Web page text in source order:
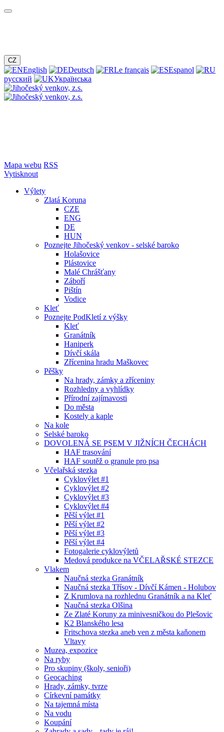
CZ
English Deutsch Le français
Espanol
русский
Українська
Mapa webu RSS
Vytisknout
Výlety
Zlatá Koruna
CZE
ENG
DE
HUN
Poznejte Jihočeský venkov - selské baroko
Holašovice
Plástovice
Malé Chrášťany
Záboří
Pištín
Vodice
Kleť
Poznejte PodKletí z výšky
Kleť
Granátník
Haniperk
Dívčí skála
Zřícenina hradu Maškovec
Pěšky
Na hrady, zámky a zříceniny
Rozhledny a vyhlídky
Přírodní zajímavosti
Do města
Kostely a kaple
Na kole
Selské baroko
DOVOLENÁ SE PSEM V JIŽNÍCH ČECHÁCH
HAF trasování
HAF soutěž o granule pro psa
Včelařská stezka
Cyklovýlet #1
Cyklovýlet #2
Cyklovýlet #3
Cyklovýlet #4
Pěší výlet #1
Pěší výlet #2
Pěší výlet #3
Pěší výlet #4
Fotogalerie cyklovýletů
Medová produkce na VČELAŘSKÉ STEZCE
Vlakem
Naučná stezka Granátník
Naučná stezka Třísov - Dívčí Kámen - Holubov
Z Krumlova na rozhlednu Granátník a na Kleť
Naučná stezka Olšina
Ze Zlaté Koruny za minivesničkou do Plešovic
K2 Blanského lesa
Fritschova stezka aneb ven z města kaňonem
Vltavy
Muzea, expozice
Na ryby
Pro skupiny (školy, senioři)
Geocaching
Hrady, zámky, tvrze
Církevní památky
Na tajemná místa
Na vodu
Koupání